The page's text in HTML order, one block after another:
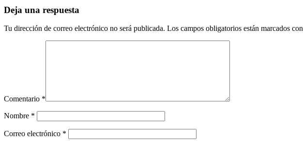
Deja una respuesta
Tu dirección de correo electrónico no será publicada. Los campos obligatorios están marcados con
Comentario *
Nombre *
Correo electrónico *